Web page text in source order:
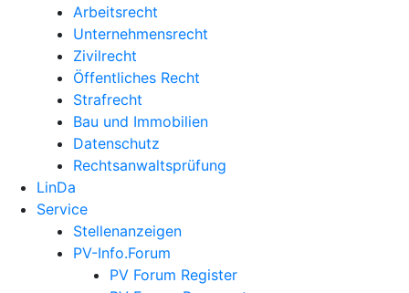
Arbeitsrecht
Unternehmens­recht
Zivilrecht
Öffentliches Recht
Strafrecht
Bau und Immobilien
Datenschutz
Rechtsanwalts­prüfung
LinDa
Service
Stellenanzeigen
PV-Info.Forum
PV Forum Register